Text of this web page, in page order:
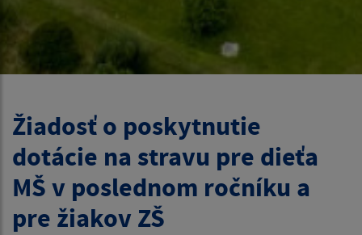
Žiadosť o poskytnutie
dotácie na stravu pre dieťa
MŠ v poslednom ročníku a
pre žiakov ZŠ